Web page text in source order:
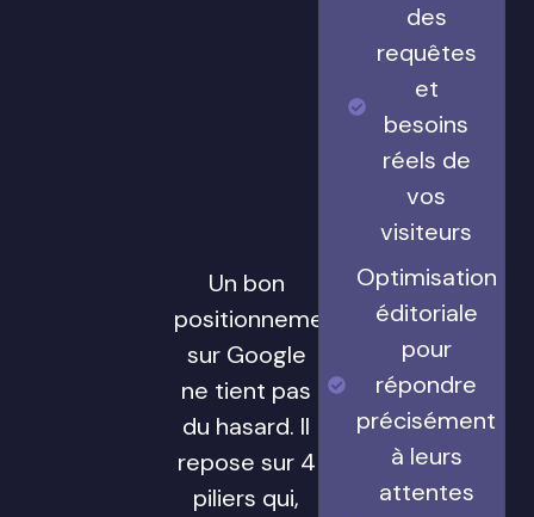
Un bon
positionnement
sur Google
ne tient pas
du hasard. Il
repose sur 4
piliers qui,
des
requêtes
et
besoins
réels de
vos
visiteurs
Optimisation
éditoriale
pour
répondre
précisément
à leurs
attentes